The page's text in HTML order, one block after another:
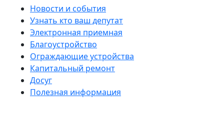
Новости и события
Узнать кто ваш депутат
Электронная приемная
Благоустройство
Ограждающие устройства
Капитальный ремонт
Досуг
Полезная информация